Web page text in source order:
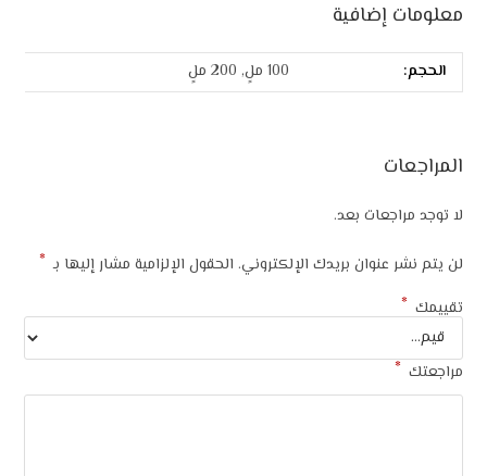
معلومات إضافية
الحجم: 100 ملٍ, 200 ملٍ
المراجعات
لا توجد مراجعات بعد.
لن يتم نشر عنوان بريدك الإلكتروني. الحقول الإلزامية مشار إليها بـ *
تقييمك *
مراجعتك *